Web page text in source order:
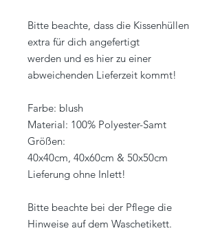
Bitte beachte, dass die Kissenhüllen
extra für dich angefertigt
werden und es hier zu einer
abweichenden Lieferzeit kommt!
Farbe: blush
Material: 100% Polyester-Samt
Größen:
40x40cm, 40x60cm & 50x50cm
Lieferung ohne Inlett!
Bitte beachte bei der Pflege die
Hinweise auf dem Waschetikett.